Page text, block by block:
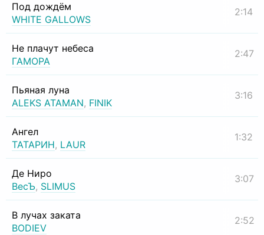
Под дождём
WHITE GALLOWS
2:14
Не плачут небеса
ГАМОРА
2:47
Пьяная луна
ALEKS ATAMAN, FINIK
3:16
Ангел
ТАТАРИН, LAUR
1:32
Де Ниро
ВесЪ, SLIMUS
3:07
В лучах заката
BODIEV
2:52